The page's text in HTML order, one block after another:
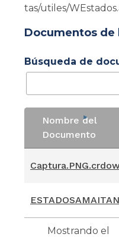
tas/utiles/
Documentos de
Búsqueda de
Nombre del
Documento
Documento
Mostrando el